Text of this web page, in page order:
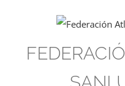
contenido